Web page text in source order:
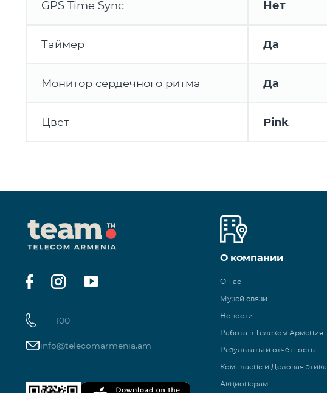
GPS Time Sync Нет
Таймер Да
Монитор сердечного ритма Да
Цвет Pink
100
info@telecomarmenia.am
О компании
О нас
Музей связи
Новости
Работа в Телеком Армения
Результаты и отчётность
Комплаенс и Деловая этика
Акционерам